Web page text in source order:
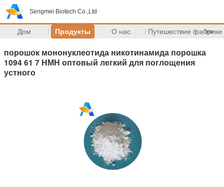
Sengmei Biotech Co.,Ltd
Дом Продукты О нас Путешествие фабрики
>>
порошок мононуклеотида никотинамида порошка
1094 61 7 НМН оптовый легкий для поглощения
устного